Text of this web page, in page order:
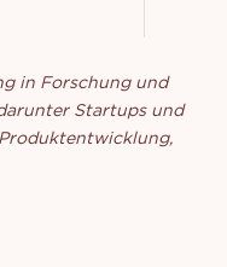
in Forschung und
Startups und